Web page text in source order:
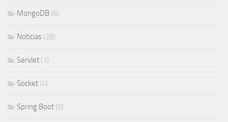
MongoDB (6)
Noticias (28)
Servlet (1)
Socket (4)
Spring Boot (5)